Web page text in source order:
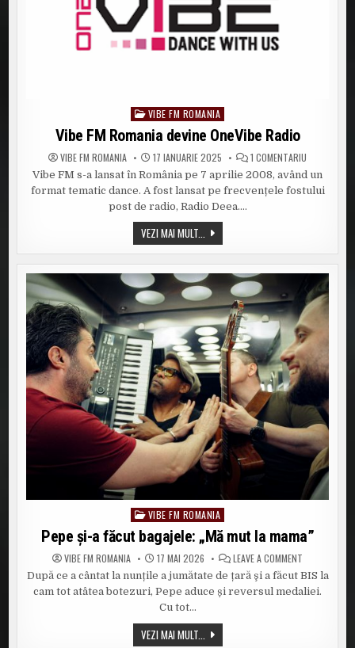
Posted
in
VIBE FM ROMANIA
Vibe FM Romania devine OneVibe Radio
VIBE FM ROMANIA 17 IANUARIE 2025 1 COMENTARIU
FM
ROMANIA
DEVINE
Vibe FM s-a lansat în România pe 7 aprilie 2008, având un
format tematic dance. A fost lansat pe frecvențele fostului
post de radio, Radio Deea….
VEZI MAI MULT... VIBE
FM
ROMANIA
DEVINE
ONEVIBE
RADIO
Posted
in
VIBE FM ROMANIA
Pepe şi-a făcut bagajele: „Mă mut la mama”
VIBE FM ROMANIA 17 MAI 2026 LEAVE A COMMENT
ŞI-
A
FĂCUT
După ce a cântat la nunțile a jumătate de țară şi a făcut BIS la
cam tot atâtea botezuri, Pepe aduce și reversul medaliei.
Cu tot…
VEZI MAI MULT... PEPE
ŞI-